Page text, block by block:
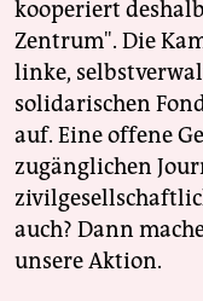
kooperiert
Zentrum". Die
linke,
solidarischen
auf. Eine offene
zugänglichen
auch? Dann
unsere Aktion.